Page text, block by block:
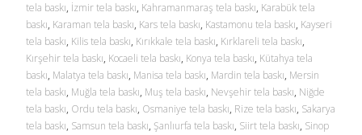
tela baskı, İzmir tela baskı, Kahramanmaraş tela baskı, Karabük tela
baskı, Karaman tela baskı, Kars tela baskı, Kastamonu tela baskı, Kayseri
tela baskı, Kilis tela baskı, Kırıkkale tela baskı, Kırklareli tela baskı,
Kırşehir tela baskı, Kocaeli tela baskı, Konya tela baskı, Kütahya tela
baskı, Malatya tela baskı, Manisa tela baskı, Mardin tela baskı, Mersin
tela baskı, Muğla tela baskı, Muş tela baskı, Nevşehir tela baskı, Niğde
tela baskı, Ordu tela baskı, Osmaniye tela baskı, Rize tela baskı, Sakarya
tela baskı, Samsun tela baskı, Şanlıurfa tela baskı, Siirt tela baskı, Sinop